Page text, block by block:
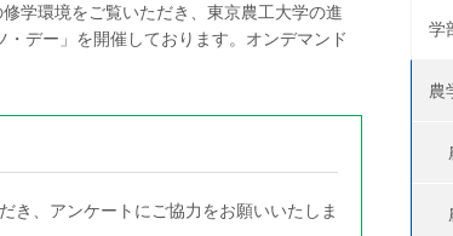
学環境をご覧いただき、東京農工大学の進
デー」を開催しております。オンデマンド
き、アンケートにご協力をお願いいたしま
学
農